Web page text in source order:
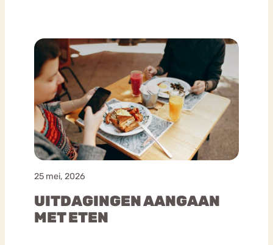
25 mei, 2026
UITDAGINGEN AANGAAN
MET ETEN